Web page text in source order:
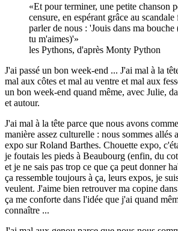
Et pour terminer, une petite chanson
censure, en espérant grâce au
parler de nous : 'Jouis dans ma
tu m'aimes)'
les Pythons, d'après Monty Python
J'ai passé un bon week-end ... J'ai mal à la
mal aux côtes et mal au ventre et mal aux
un bon week-end quand même, avec Julie,
et autour.
J'ai mal à la tête parce que nous avons
manière assez culturelle : nous sommes allés
expo sur Roland Barthes. Chouette expo,
je foutais les pieds à Beaubourg (enfin, du
et je ne sais pas trop ce que ça peut donner
ça ressemble toujours à ça, leurs expos, je
veulent. J'aime bien retrouver ma copine
ça me conforte dans l'idée que j'ai quand
connaître ...